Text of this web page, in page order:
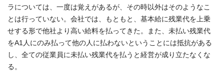
ラについては、一度は覚えがあるが、その時以外はそのようなこ
とは行っていない。会社では、もともと、基本給に残業代を上乗
せする形で他社より高い給料を払ってきた。また、未払い残業代
をA1人にのみ払って他の人に払わないということには抵抗がある
し、全ての従業員に未払い残業代を払うと経営が成り立たなくな
る。